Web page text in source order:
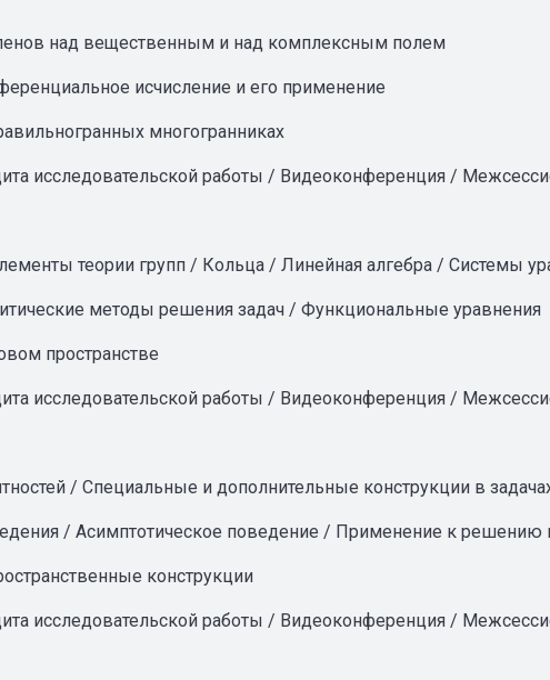
над вещественным и над комплексным полем
исчисление и его применение
многогранниках
исследовательской работы / Видеоконференция /
теории групп / Кольца / Линейная алгебра / Системы
методы решения задач / Функциональные уравнения
пространстве
исследовательской работы / Видеоконференция /
/ Специальные и дополнительные конструкции в
/ Асимптотическое поведение / Применение к решению
конструкции
исследовательской работы / Видеоконференция /